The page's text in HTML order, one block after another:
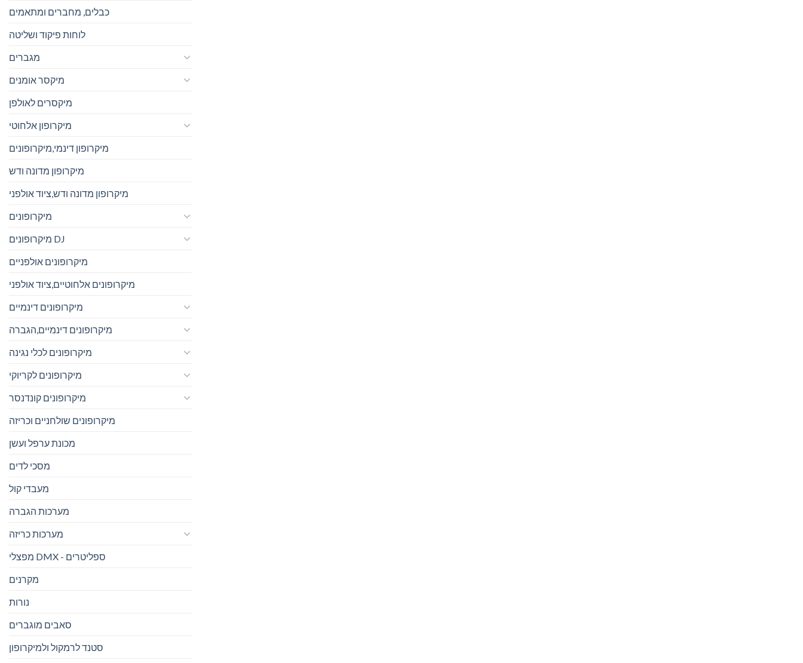
כבלים, מחברים ומתאמים
לוחות פיקוד ושליטה
מגברים
מיקסר אומנים
מיקסרים לאולפן
מיקרופון אלחוטי
מיקרופון דינמי,מיקרופונים
מיקרופון מדונה ודש
מיקרופון מדונה ודש,ציוד אולפני
מיקרופונים
מיקרופונים DJ
מיקרופונים אולפניים
מיקרופונים אלחוטיים,ציוד אולפני
מיקרופונים דינמיים
מיקרופונים דינמיים,הגברה
מיקרופונים לכלי נגינה
מיקרופונים לקריוקי
מיקרופונים קונדנסר
מיקרופונים שולחניים וכריזה
מכונת ערפל ועשן
מסכי לדים
מעבדי קול
מערכות הגברה
מערכות כריזה
מפצלי DMX - ספליטרים
מקרנים
נורות
סאבים מוגברים
סטנד לרמקול ולמיקרופון